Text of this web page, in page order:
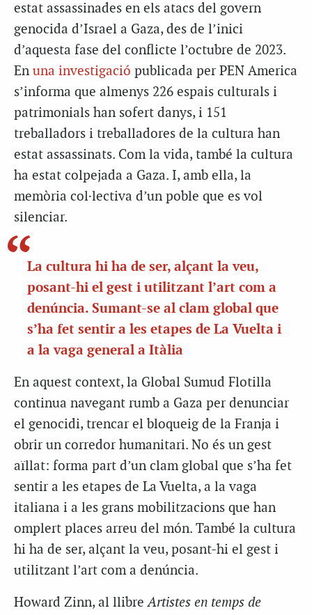
estat assassinades en els atacs del govern
genocida d’Israel a Gaza, des de l’inici
d’aquesta fase del conflicte l’octubre de 2023.
En una investigació publicada per PEN America
s’informa que almenys 226 espais culturals i
patrimonials han sofert danys, i 151
treballadors i treballadores de la cultura han
estat assassinats. Com la vida, també la cultura
ha estat colpejada a Gaza. I, amb ella, la
memòria col·lectiva d’un poble que es vol
silenciar.
La cultura hi ha de ser, alçant la veu,
posant-hi el gest i utilitzant l’art com a
denúncia. Sumant-se al clam global que
s’ha fet sentir a les etapes de La Vuelta i
a la vaga general a Itàlia
En aquest context, la Global Sumud Flotilla
continua navegant rumb a Gaza per denunciar
el genocidi, trencar el bloqueig de la Franja i
obrir un corredor humanitari. No és un gest
aïllat: forma part d’un clam global que s’ha fet
sentir a les etapes de La Vuelta, a la vaga
italiana i a les grans mobilitzacions que han
omplert places arreu del món. També la cultura
hi ha de ser, alçant la veu, posant-hi el gest i
utilitzant l’art com a denúncia.
Howard Zinn, al llibreArtistes en temps de